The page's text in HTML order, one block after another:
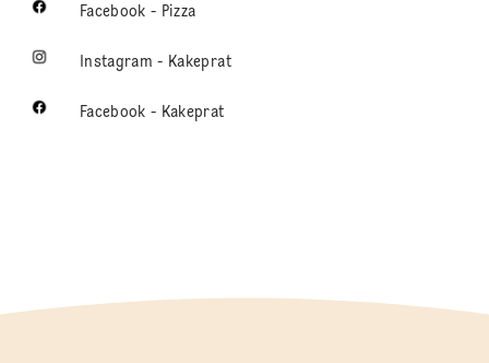
Facebook - Pizza
Instagram - Kakeprat
Facebook - Kakeprat